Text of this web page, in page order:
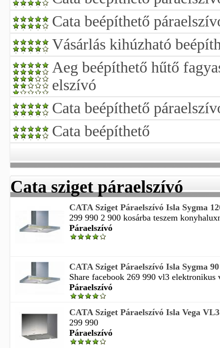
Cata beépíthető
Vásárlás kihúzható
Aeg beépíthető hűtő
elszívó
Cata beépíthető
Cata beépíthető
Cata sziget páraelszívó
CATA Sziget Páraelszívó Isla Sygma
299 990 2 900 kosárba teszem
Páraelszívó
CATA Sziget Páraelszívó Isla Sygma 90
Share facebook 269 990 vl3 elektronikus
Páraelszívó
CATA Sziget Páraelszívó Isla Vega VL3
299 990
Páraelszívó